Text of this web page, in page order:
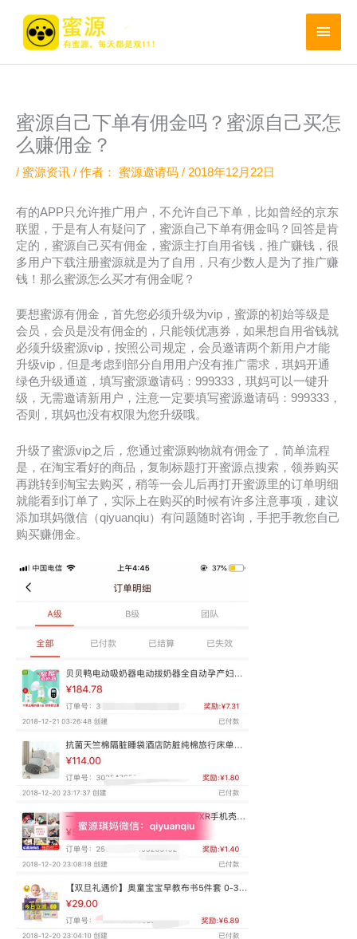
主
菜
蜜源自己下单有佣金吗？蜜源自己买怎
么赚佣金？
/ 蜜源资讯 / 作者： 蜜源邀请码 / 2018年12月22日
有的APP只允许推广用户，不允许自己下单，比如曾经的京东
联盟，于是有人有疑问了，蜜源自己下单有佣金吗？回答是肯
定的，蜜源自己买有佣金，蜜源主打自用省钱，推广赚钱，很
多用户下载注册蜜源就是为了自用，只有少数人是为了推广赚
钱！那么蜜源怎么买才有佣金呢？
要想蜜源有佣金，首先您必须升级为vip，蜜源的初始等级是
会员，会员是没有佣金的，只能领优惠券，如果想自用省钱就
必须升级蜜源vip，按照公司规定，会员邀请两个新用户才能
升级vip，但是考虑到部分自用用户没有推广需求，琪妈开通
绿色升级通道，填写蜜源邀请码：999333，琪妈可以一键升
级，无需邀请新用户，注意一定要填写蜜源邀请码：999333，
否则，琪妈也没有权限为您升级哦。
升级了蜜源vip之后，您通过蜜源购物就有佣金了，简单流程
是，在淘宝看好的商品，复制标题打开蜜源点搜索，领券购买
再跳转到淘宝去购买，稍等一会儿后再打开蜜源里的订单明细
就能看到订单了，实际上在购买的时候有许多注意事项，建议
添加琪妈微信（qiyuanqiu）有问题随时咨询，手把手教您自己
购买赚佣金。